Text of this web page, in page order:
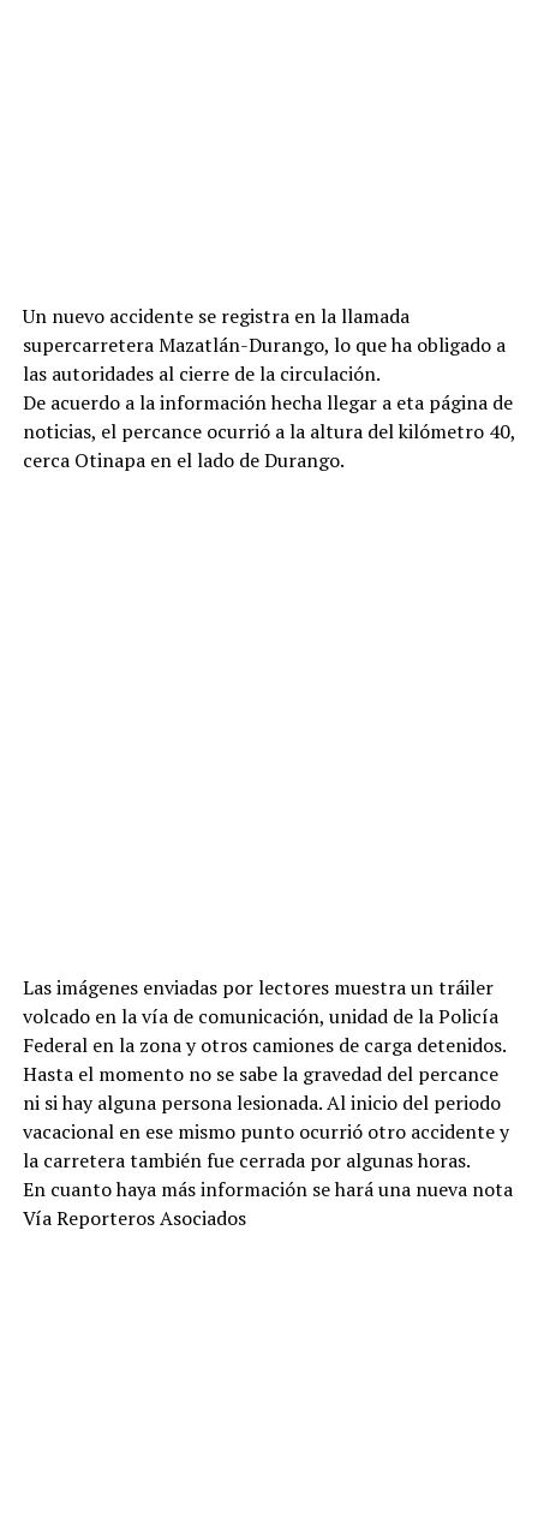
Un nuevo accidente se registra en la llamada
supercarretera Mazatlán-Durango, lo que ha obligado a
las autoridades al cierre de la circulación.
De acuerdo a la información hecha llegar a eta página de
noticias, el percance ocurrió a la altura del kilómetro 40,
cerca Otinapa en el lado de Durango.
Las imágenes enviadas por lectores muestra un tráiler
volcado en la vía de comunicación, unidad de la Policía
Federal en la zona y otros camiones de carga detenidos.
Hasta el momento no se sabe la gravedad del percance
ni si hay alguna persona lesionada. Al inicio del periodo
vacacional en ese mismo punto ocurrió otro accidente y
la carretera también fue cerrada por algunas horas.
En cuanto haya más información se hará una nueva nota
Vía Reporteros Asociados